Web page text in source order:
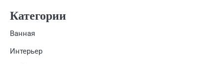
Категории
Ванная
Интерьер